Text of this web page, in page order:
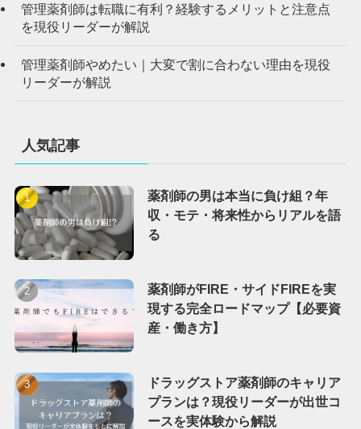
管理薬剤師は転職に有利？経験するメリットと注意点
を現役リーダーが解説
管理薬剤師やめたい｜大変で割に合わない理由を現役
リーダーが解説
人気記事
薬剤師の男は本当に負け組？年
収・モテ・将来性からリアルを語
る
薬剤師がFIRE・サイドFIREを実
現する完全ロードマップ【必要資
産・働き方】
ドラッグストア薬剤師のキャリア
プランは？現役リーダーが出世コ
ースを実体験から解説